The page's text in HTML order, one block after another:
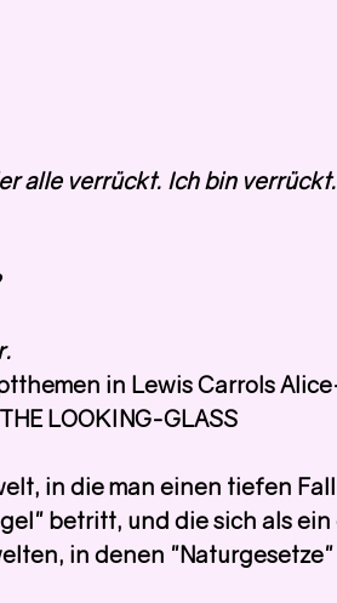
alle verrückt. Ich bin verrückt.
in Lewis Carrols
LOOKING-GLASS
in die man einen tiefen
betritt, und die sich als
in denen